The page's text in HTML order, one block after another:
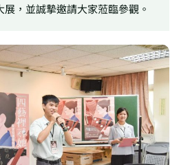
展，並誠摯邀請大家蒞臨參觀。